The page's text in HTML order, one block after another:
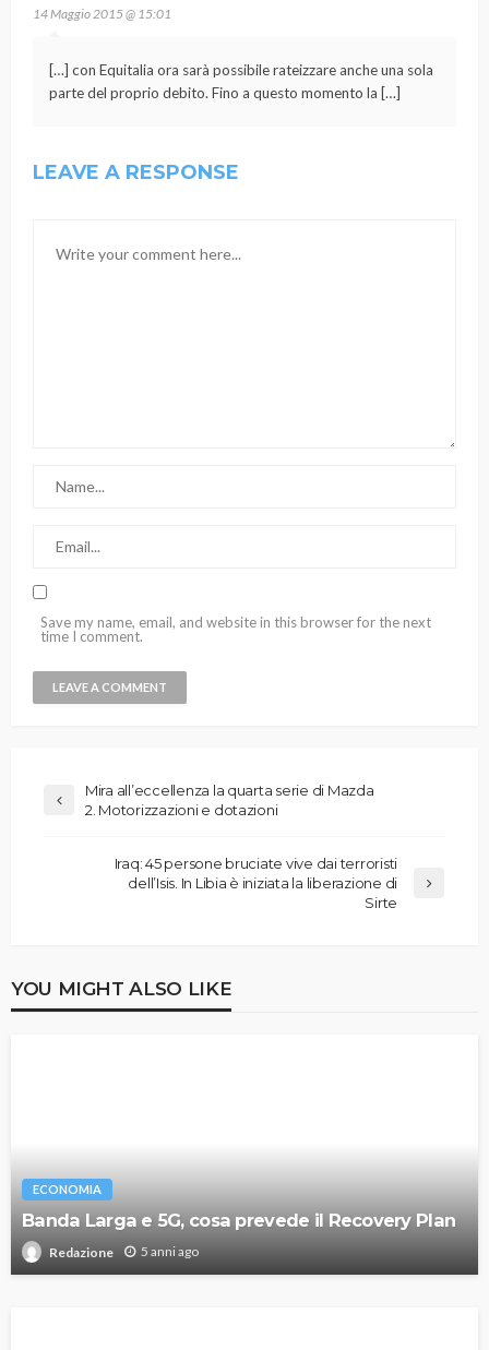
14 Maggio 2015 @ 15:01
[…] con Equitalia ora sarà possibile rateizzare anche una sola
parte del proprio debito. Fino a questo momento la […]
LEAVE A RESPONSE
Save my name, email, and website in this browser for the next
time I comment.
Mira all’eccellenza la quarta serie di Mazda
2. Motorizzazioni e dotazioni
Iraq: 45 persone bruciate vive dai terroristi
dell’Isis. In Libia è iniziata la liberazione di
Sirte
YOU MIGHT ALSO LIKE
ECONOMIA
Banda Larga e 5G, cosa prevede il Recovery Plan
Redazione 5 anni ago